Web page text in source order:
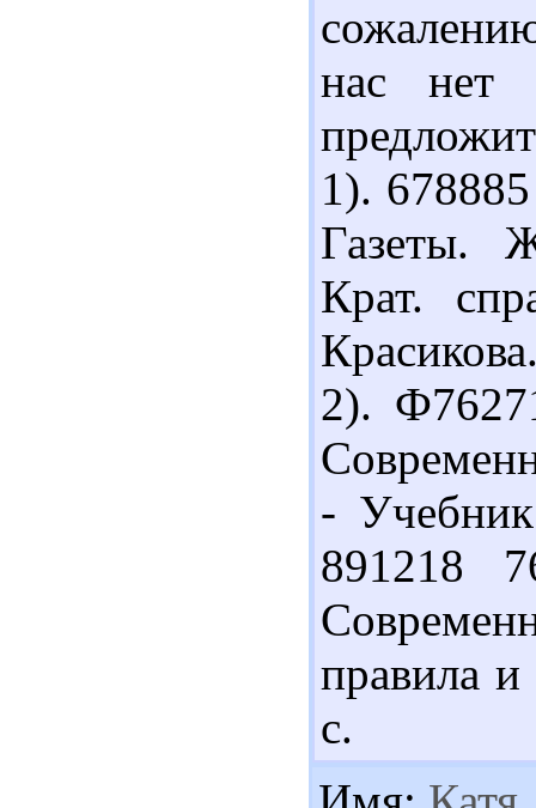
нас
1).
Газеты.
Крат.
2).
-
891218
правила
с.